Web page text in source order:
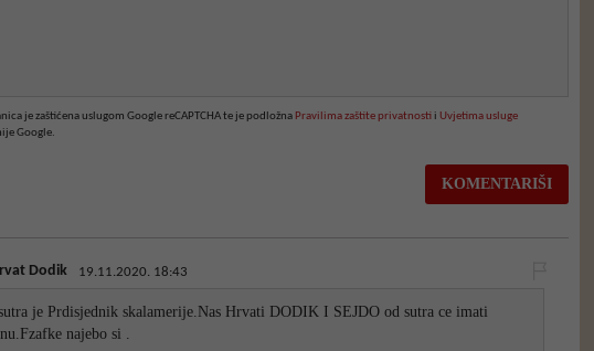
je zaštićena uslugom Google reCAPTCHA te je podložna Pravilima zaštite privatnostii Uvjetima usluge
Google.
Dodik 19.11.2020. 18:43
je Prdisjednik skalamerije.Nas Hrvati DODIK I SEJDO od sutra ce imati
najebo si .